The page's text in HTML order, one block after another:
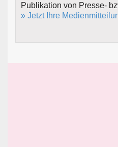
Publikation von Presse-
» Jetzt Ihre